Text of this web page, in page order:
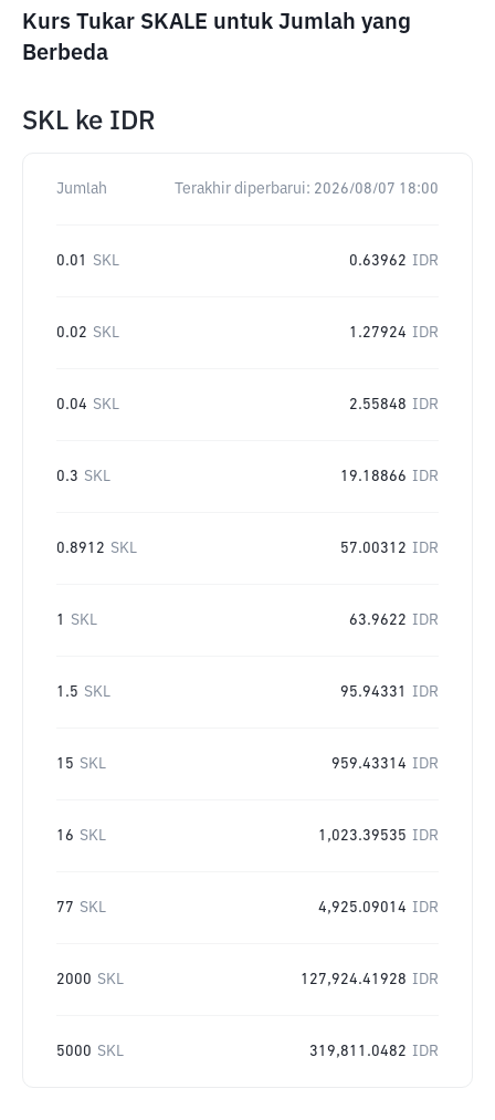
Kurs Tukar SKALE untuk Jumlah yang
Berbeda
SKL ke IDR
Jumlah Terakhir diperbarui: 2026/08/07 18:00
0.01 SKL 0.63962 IDR
0.02 SKL 1.27924 IDR
0.04 SKL 2.55848 IDR
0.3 SKL 19.18866 IDR
0.8912 SKL 57.00312 IDR
1 SKL 63.9622 IDR
1.5 SKL 95.94331 IDR
15 SKL 959.43314 IDR
16 SKL 1,023.39535 IDR
77 SKL 4,925.09014 IDR
2000 SKL 127,924.41928 IDR
5000 SKL 319,811.0482 IDR